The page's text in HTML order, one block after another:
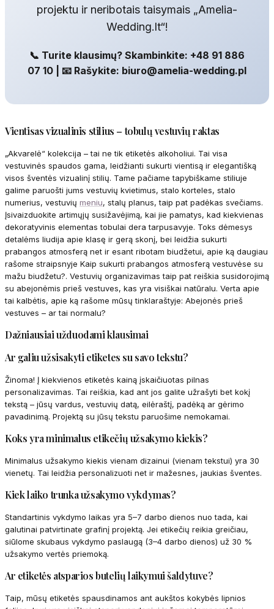
projektu ir neribotais taisymais „Amelia-
Wedding.lt“!
📞 Turite klausimų? Skambinkite: +48 91 886
07 10 | 📧 Rašykite: biuro@amelia-wedding.pl
Vientisas vizualinis stilius – tobulų vestuvių raktas
„Akvarelė“ kolekcija – tai ne tik etiketės alkoholiui. Tai visa
vestuvinės spaudos gama, leidžianti sukurti vientisą ir elegantišką
visos šventės vizualinį stilių. Tame pačiame tapybiškame stiliuje
galime paruošti jums vestuvių kvietimus, stalo korteles, stalo
numerius, vestuvių meniu, stalų planus, taip pat padėkas svečiams.
Įsivaizduokite artimųjų susižavėjimą, kai jie pamatys, kad kiekvienas
dekoratyvinis elementas tobulai dera tarpusavyje. Toks dėmesys
detalėms liudija apie klasę ir gerą skonį, bei leidžia sukurti
prabangos atmosferą net ir esant ribotam biudžetui, apie ką daugiau
rašome straipsnyje Kaip sukurti prabangos atmosferą vestuvėse su
mažu biudžetu?. Vestuvių organizavimas taip pat reiškia susidorojimą
su abejonėmis prieš vestuves, kas yra visiškai natūralu. Verta apie
tai kalbėtis, apie ką rašome mūsų tinklaraštyje: Abejonės prieš
vestuves – ar tai normalu?
Dažniausiai užduodami klausimai
Ar galiu užsisakyti etiketes su savo tekstu?
Žinoma! Į kiekvienos etiketės kainą įskaičiuotas pilnas
personalizavimas. Tai reiškia, kad ant jos galite užrašyti bet kokį
tekstą – jūsų vardus, vestuvių datą, eilėraštį, padėką ar gėrimo
pavadinimą. Projektą su jūsų tekstu paruošime nemokamai.
Koks yra minimalus etikečių užsakymo kiekis?
Minimalus užsakymo kiekis vienam dizainui (vienam tekstui) yra 30
vienetų. Tai leidžia personalizuoti net ir mažesnes, jaukias šventes.
Kiek laiko trunka užsakymo vykdymas?
Standartinis vykdymo laikas yra 5–7 darbo dienos nuo tada, kai
galutinai patvirtinate grafinį projektą. Jei etikečių reikia greičiau,
siūlome skubaus vykdymo paslaugą (3–4 darbo dienos) už 30 %
užsakymo vertės priemoką.
Ar etiketės atsparios butelių laikymui šaldytuve?
Taip, mūsų etiketės spausdinamos ant aukštos kokybės lipnios